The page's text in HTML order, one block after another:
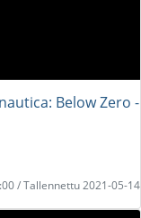
Below Zero -
/ Tallennettu 2021-05-14